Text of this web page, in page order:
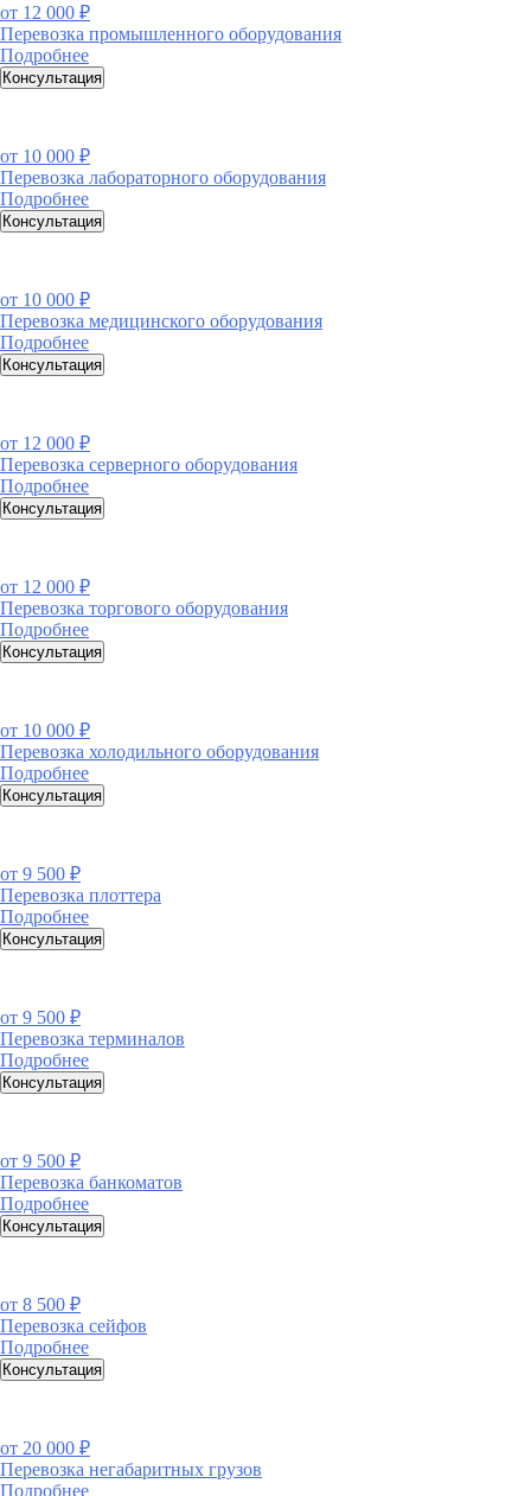
от 12 000 ₽
Перевозка промышленного оборудования
Подробнее
Консультация
от 10 000 ₽
Перевозка лабораторного оборудования
Подробнее
Консультация
от 10 000 ₽
Перевозка медицинского оборудования
Подробнее
Консультация
от 12 000 ₽
Перевозка серверного оборудования
Подробнее
Консультация
от 12 000 ₽
Перевозка торгового оборудования
Подробнее
Консультация
от 10 000 ₽
Перевозка холодильного оборудования
Подробнее
Консультация
от 9 500 ₽
Перевозка плоттера
Подробнее
Консультация
от 9 500 ₽
Перевозка терминалов
Подробнее
Консультация
от 9 500 ₽
Перевозка банкоматов
Подробнее
Консультация
от 8 500 ₽
Перевозка сейфов
Подробнее
Консультация
от 20 000 ₽
Перевозка негабаритных грузов
Подробнее